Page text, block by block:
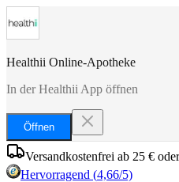
Healthii Online-Apotheke
In der Healthii App öffnen
Öffnen
Versandkostenfrei ab 25 €
Hervorragend (4,66/5)